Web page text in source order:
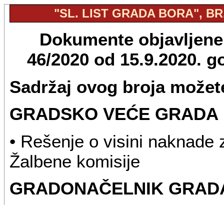
"SL. LIST GRADA BORA",
Dokumente
46/2020 od 15.9.2020.
Sadržaj ovog broja
GRADSKO VEĆE GRADA
• Rešenje o visini
Žalbene komisije
GRADONAČELNIK